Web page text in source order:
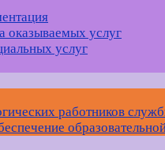
оказываемых услуг
услуг
работников